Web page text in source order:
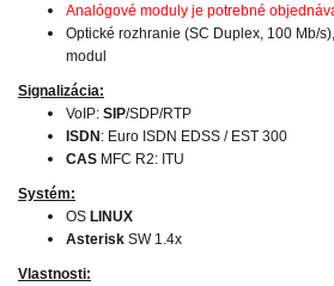
Analógové moduly je potrebné
Optické rozhranie (SC Duplex, 100 Mb/
modul
Signalizácia:
VoIP: SIP/SDP/RTP
ISDN: Euro ISDN EDSS / EST 300
CAS MFC R2: ITU
Systém:
OS LINUX
Asterisk SW 1.4x
Vlastnosti: